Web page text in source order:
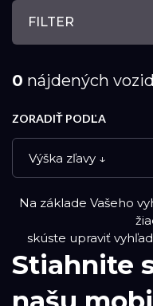
FILTER
0 nájdených
ZORADIŤ PODĽA
Výška zľavy ↓
DEMO VOZIDLÁ
Na základe Vašeho
skúste upraviť
Stiahnite